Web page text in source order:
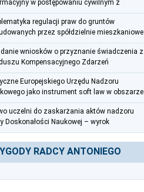
w postępowaniu cywilnym z
radcy prawnego
regulacji praw do gruntów
przez spółdzielnie mieszkaniowe
wniosków o przyznanie świadczenia z
Kompensacyjnego Zdarzeń
– uwagi praktyczne
Europejskiego Urzędu Nadzoru
jako instrument soft law w obszarze
praniu pieniędzy i finansowaniu
uczelni do zaskarżania aktów nadzoru
Doskonałości Naukowej – wyrok
Sądu Administracyjnego z 12
2025 r. (III OSK 626/22)
RADCY ANTONIEGO